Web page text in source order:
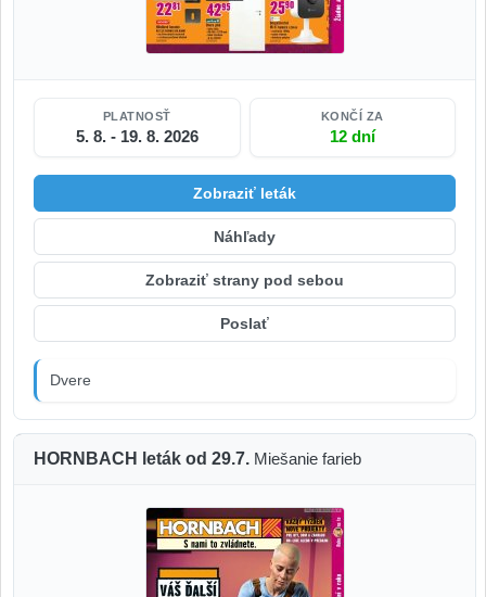
PLATNOSŤ
5. 8. - 19. 8. 2026
KONČÍ ZA
12 dní
Zobraziť leták
Náhľady
Zobraziť strany pod sebou
Poslať
Dvere
HORNBACH leták od 29.7. Miešanie farieb